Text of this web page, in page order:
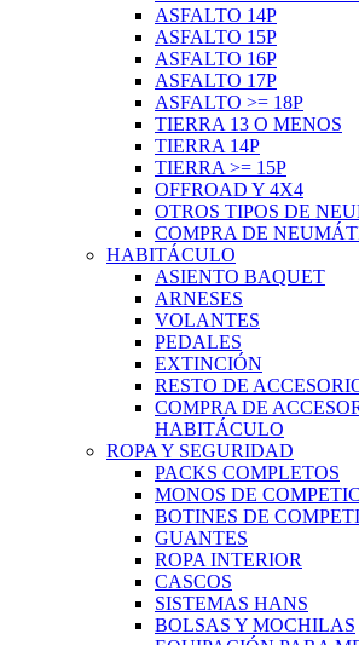
ASFALTO 14P
ASFALTO 15P
ASFALTO 16P
ASFALTO 17P
ASFALTO >= 18P
TIERRA 13 O MENOS
TIERRA 14P
TIERRA >= 15P
OFFROAD Y 4X4
OTROS TIPOS DE
COMPRA DE
HABITÁCULO
ASIENTO BAQUET
ARNESES
VOLANTES
PEDALES
EXTINCIÓN
RESTO DE
COMPRA DE
HABITÁCULO
ROPA Y SEGURIDAD
PACKS COMPLETOS
MONOS DE
BOTINES DE
GUANTES
ROPA INTERIOR
CASCOS
SISTEMAS HANS
BOLSAS Y MOCHILAS